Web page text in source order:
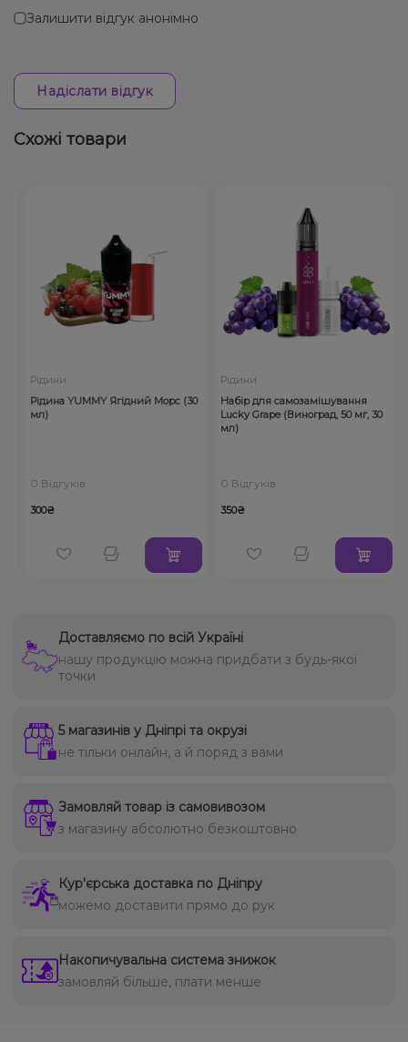
Залишити відгук анонімно
Надіслати відгук
Схожі товари
Рідини
Рідина YUMMY Ягідний Морс (30
мл)
0 Відгуків
300₴
Рідини
Набір для самозамішування
Lucky Grape (Виноград, 50 мг, 30
мл)
0 Відгуків
350₴
Доставляємо по всій Україні
нашу продукцію можна придбати з будь-якої
точки
5 магазинів у Дніпрі та окрузі
не тільки онлайн, а й поряд з вами
Замовляй товар із самовивозом
з магазину абсолютно безкоштовно
Кур'єрська доставка по Дніпру
можемо доставити прямо до рук
Накопичувальна система знижок
замовляй більше, плати менше